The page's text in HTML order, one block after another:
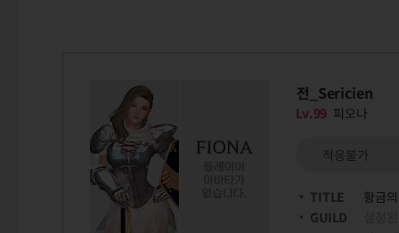
전_Sericien
Lv.99 피오나
적응불가
TITLE
황금
GUILD